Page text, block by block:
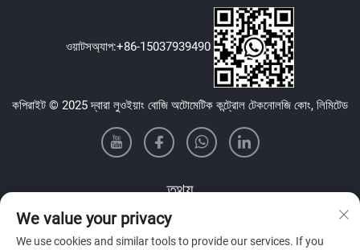
ওয়াটসঅ্যাপ:+86-15037939490
কপিরাইট © 2025 দ্বারা লুওইয়াং বোজি অটোমেটিক কন্ট্রোল টেকনোলজি কোং, লিমিটেড
তথ্য
আমাদের সাপ্তাহিক নিউজলেটার পেতে সাইন আপ করুন
We value your privacy
We use cookies and similar tools to provide our services. If you